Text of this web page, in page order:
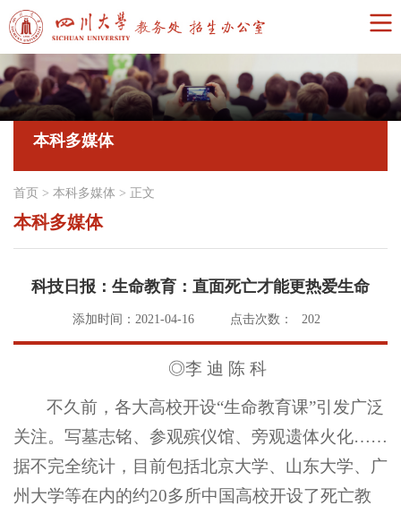
本科多媒体
首页 > 本科多媒体 > 正文
本科多媒体
科技日报：生命教育：直面死亡才能更热爱生命
添加时间：2021-04-16 点击次数： 202
◎李 迪 陈 科
不久前，各大高校开设“生命教育课”引发广泛
关注。写墓志铭、参观殡仪馆、旁观遗体火化……
据不完全统计，目前包括北京大学、山东大学、广
州大学等在内的约20多所中国高校开设了死亡教